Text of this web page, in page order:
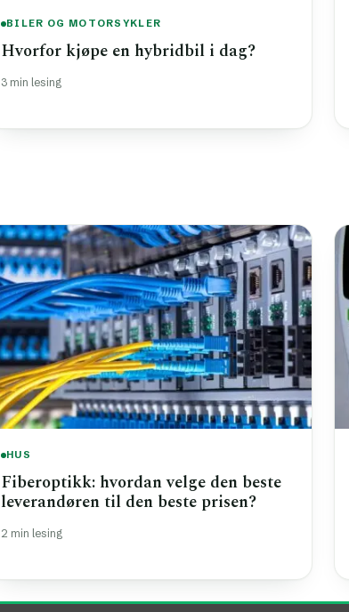
BILER OG MOTORSYKLER
Hvorfor kjøpe en hybridbil i dag?
3 min lesing
HUS
Fiberoptikk: hvordan velge den beste
leverandøren til den beste prisen?
2 min lesing